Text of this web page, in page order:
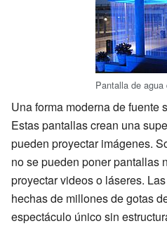
Pantalla de agua
Una forma moderna de fuente
Estas pantallas crean una
pueden proyectar imágenes.
no se pueden poner pantallas
proyectar videos o láseres.
hechas de millones de gotas
espectáculo único sin